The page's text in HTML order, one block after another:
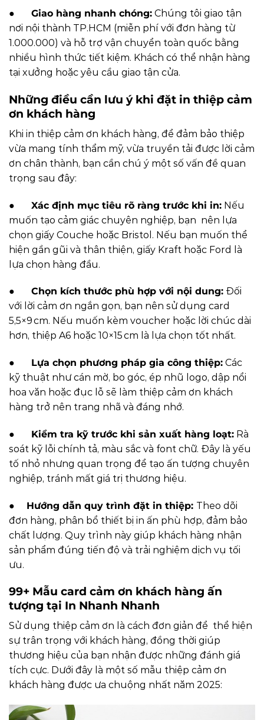
● Giao hàng nhanh chóng: Chúng tôi giao tận
nơi nội thành TP.HCM (miễn phí với đơn hàng từ
1.000.000) và hỗ trợ vận chuyển toàn quốc bằng
nhiều hình thức tiết kiệm. Khách có thể nhận hàng
tại xưởng hoặc yêu cầu giao tận cửa.
Những điều cần lưu ý khi đặt in thiệp cảm
ơn khách hàng
Khi in thiệp cảm ơn khách hàng, để đảm bảo thiệp
vừa mang tính thẩm mỹ, vừa truyền tải được lời cảm
ơn chân thành, bạn cần chú ý một số vấn đề quan
trọng sau đây:
● Xác định mục tiêu rõ ràng trước khi in: Nếu
muốn tạo cảm giác chuyên nghiệp, bạn nên lựa
chọn giấy Couche hoặc Bristol. Nếu bạn muốn thể
hiện gần gũi và thân thiện, giấy Kraft hoặc Ford là
lựa chọn hàng đầu.
● Chọn kích thước phù hợp với nội dung: Đối
với lời cảm ơn ngắn gọn, bạn nên sử dụng card
5,5×9 cm. Nếu muốn kèm voucher hoặc lời chúc dài
hơn, thiệp A6 hoặc 10×15 cm là lựa chọn tốt nhất.
● Lựa chọn phương pháp gia công thiệp: Các
kỹ thuật như cán mờ, bo góc, ép nhũ logo, dập nổi
hoa văn hoặc đục lỗ sẽ làm thiệp cảm ơn khách
hàng trở nên trang nhã và đáng nhớ.
● Kiểm tra kỹ trước khi sản xuất hàng loạt: Rà
soát kỹ lỗi chính tả, màu sắc và font chữ. Đây là yếu
tố nhỏ nhưng quan trọng để tạo ấn tượng chuyên
nghiệp, tránh mất giá trị thương hiệu.
● Hướng dẫn quy trình đặt in thiệp: Theo dõi
đơn hàng, phân bổ thiết bị in ấn phù hợp, đảm bảo
chất lượng. Quy trình này giúp khách hàng nhận
sản phẩm đúng tiến độ và trải nghiệm dịch vụ tối
ưu.
99+ Mẫu card cảm ơn khách hàng ấn
tượng tại In Nhanh Nhanh
Sử dụng thiệp cảm ơn là cách đơn giản để thể hiện
sự trân trọng với khách hàng, đồng thời giúp
thương hiệu của bạn nhận được những đánh giá
tích cực. Dưới đây là một số mẫu thiệp cảm ơn
khách hàng được ưa chuộng nhất năm 2025: